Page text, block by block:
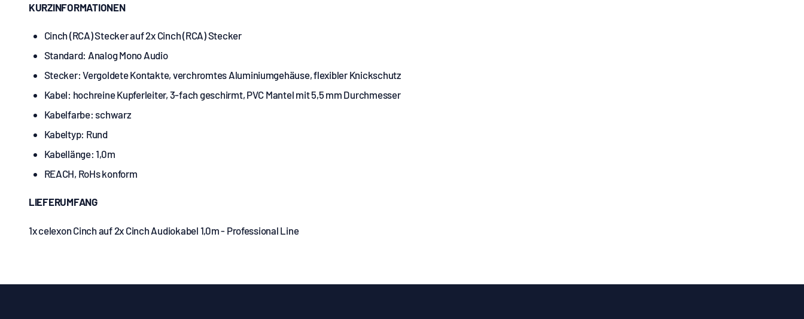
KURZINFORMATIONEN
Cinch (RCA) Stecker auf 2x Cinch (RCA) Stecker
Standard: Analog Mono Audio
Stecker: Vergoldete Kontakte, verchromtes Aluminiumgehäuse, flexibler Knickschutz
Kabel: hochreine Kupferleiter, 3-fach geschirmt, PVC Mantel mit 5,5 mm Durchmesser
Kabelfarbe: schwarz
Kabeltyp: Rund
Kabellänge:1,0m
REACH, RoHs konform
LIEFERUMFANG
1x celexon Cinch auf 2x Cinch Audiokabel 1,0m - Professional Line